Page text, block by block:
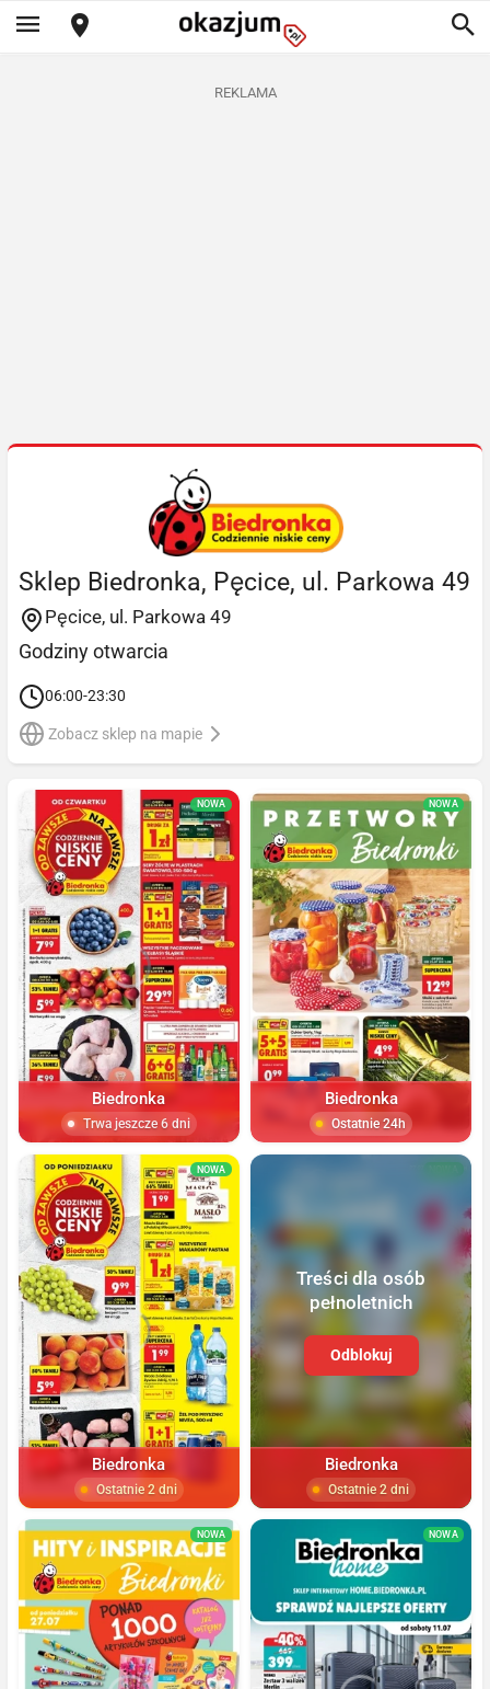
REKLAMA
Sklep Biedronka, Pęcice, ul. Parkowa 49
Pęcice, ul. Parkowa 49
Godziny otwarcia
06:00-23:30
Zobacz sklep na mapie
NOWA
Biedronka
Trwa jeszcze 6 dni
NOWA
Biedronka
Ostatnie 24h
NOWA
Biedronka
Ostatnie 2 dni
Treści dla osób
pełnoletnich
Odblokuj
Biedronka
Ostatnie 2 dni
NOWA NOWA